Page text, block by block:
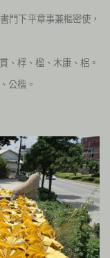
門下平章事兼樞密使，
、桴、楹、木康、梠 。
公楷。